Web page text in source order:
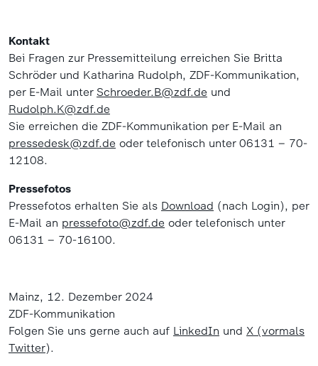
Kontakt
Bei Fragen zur Pressemitteilung erreichen Sie Britta
Schröder und Katharina Rudolph, ZDF-Kommunikation,
per E-Mail unter Schroeder.B@zdf.de und
Rudolph.K@zdf.de
Sie erreichen die ZDF-Kommunikation per E-Mail an
pressedesk@zdf.de oder telefonisch unter 06131 – 70-
12108.
Pressefotos
Pressefotos erhalten Sie als Download (nach Login), per
E-Mail an pressefoto@zdf.de oder telefonisch unter
06131 – 70-16100.
Mainz, 12. Dezember 2024
ZDF-Kommunikation
Folgen Sie uns gerne auch auf LinkedIn und X (vormals
Twitter).